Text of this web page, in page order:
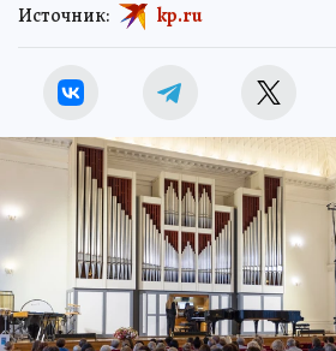
Источник: kp.ru